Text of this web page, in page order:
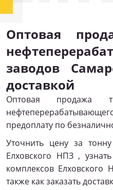
Оптовая
заводов
доставкой
Оптовая продажа
предоплату по
Уточнить цену за
Елховского НПЗ ,
комплексов
также как заказать